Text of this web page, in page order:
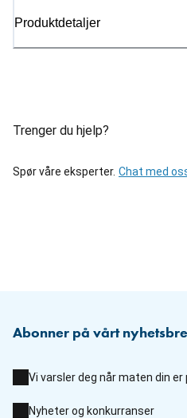
Produktdetaljer
Trenger du hjelp?
Spør våre eksperter. Chat med
Abonner på vårt
Vi varsler deg når maten din er
Nyheter og konkurranser